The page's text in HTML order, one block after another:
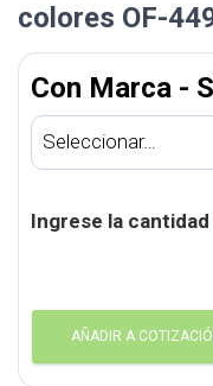
colores OF-
Con Marca -
Ingrese la
AÑADIR A